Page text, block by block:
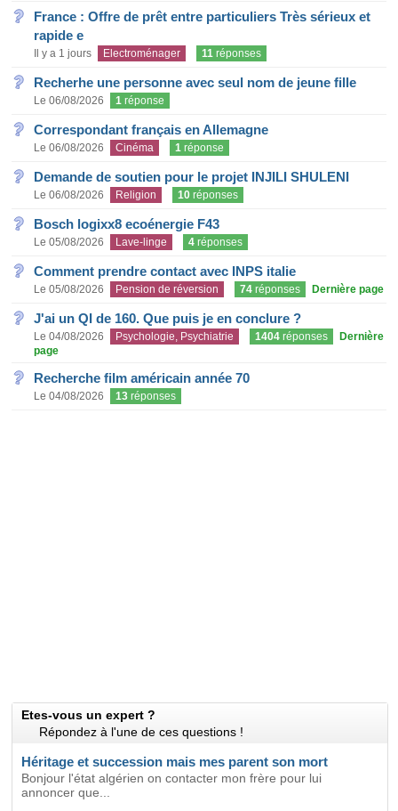
France : Offre de prêt entre particuliers Très sérieux et
rapide e
Il y a 1 jours Electroménager 11 réponses
Recherhe une personne avec seul nom de jeune fille
Le 06/08/2026 1 réponse
Correspondant français en Allemagne
Le 06/08/2026 Cinéma 1 réponse
Demande de soutien pour le projet INJILI SHULENI
Le 06/08/2026 Religion 10 réponses
Bosch logixx8 ecoénergie F43
Le 05/08/2026 Lave-linge 4 réponses
Comment prendre contact avec INPS italie
Le 05/08/2026 Pension de réversion 74 réponses Dernière page
J'ai un QI de 160. Que puis je en conclure ?
Le 04/08/2026 Psychologie, Psychiatrie 1404 réponses
Dernière
page
Recherche film américain année 70
Le 04/08/2026 13 réponses
Etes-vous un expert ?
Répondez à l'une de ces questions !
Héritage et succession mais mes parent son mort
Bonjour l'état algérien on contacter mon frère pour lui
annoncer que...